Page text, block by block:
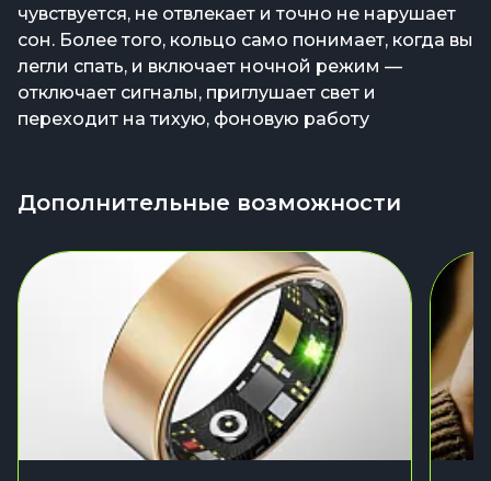
чувствуется, не отвлекает и точно не нарушает
сон. Более того, кольцо само понимает, когда вы
легли спать, и включает ночной режим —
отключает сигналы, приглушает свет и
переходит на тихую, фоновую работу
Дополнительные возможности